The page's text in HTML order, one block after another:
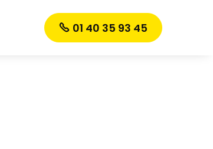
 01 40 35 93 45